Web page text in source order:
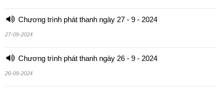
Chương trình phát thanh ngày 27 - 9 - 2024
27-09-2024
Chương trình phát thanh ngày 26 - 9 - 2024
26-09-2024